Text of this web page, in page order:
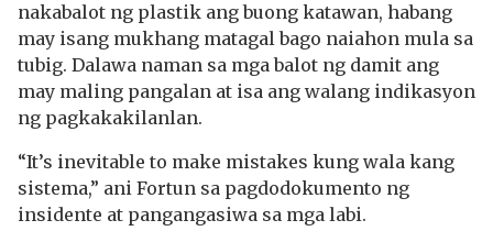
nakabalot ng plastik ang buong katawan, habang
may isang mukhang matagal bago naiahon mula sa
tubig. Dalawa naman sa mga balot ng damit ang
may maling pangalan at isa ang walang indikasyon
ng pagkakakilanlan.
“It’s inevitable to make mistakes kung wala kang
sistema,” ani Fortun sa pagdodokumento ng
insidente at pangangasiwa sa mga labi.